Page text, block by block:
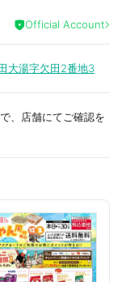
a
i
t
Official Account
大湯字欠田2番地3
、店舗にてご確認を